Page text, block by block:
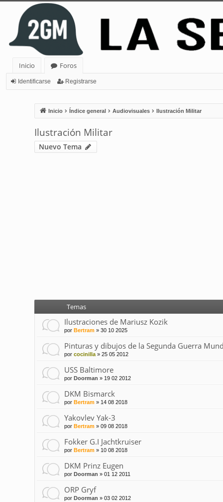
Inicio
Foros
Identificarse Registrarse
Inicio Índice general Audiovisuales Ilustración Militar
Ilustración Militar
Nuevo Tema
Temas
Ilustraciones de Mariusz Kozik
por Bertram» 30 10 2025
Pinturas y dibujos de la Segunda Guerra
por cocinilla» 25 05 2012
USS Baltimore
por Doorman » 19 02 2012
DKM Bismarck
por Bertram» 14 08 2018
Yakovlev Yak-3
por Bertram» 09 08 2018
Fokker G.I Jachtkruiser
por Bertram» 10 08 2018
DKM Prinz Eugen
por Doorman » 01 12 2011
ORP Gryf
por Doorman » 03 02 2012